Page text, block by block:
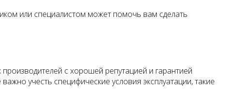
или специалистом может помочь вам сделать
с хорошей репутацией и гарантией
учесть специфические условия эксплуатации, такие